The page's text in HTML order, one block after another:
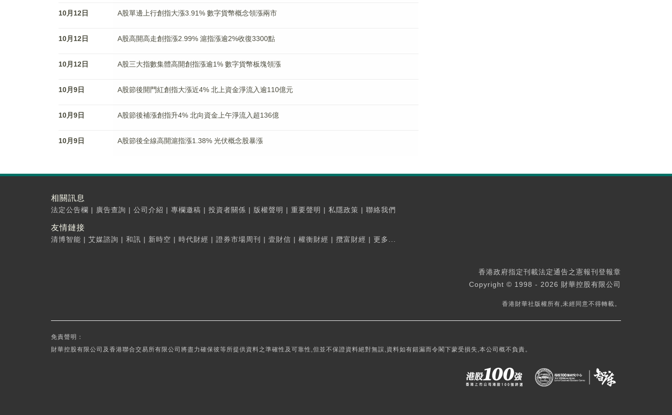
10月12日 A股單邊上行創指大漲3.91% 數字貨幣概念領漲兩市
10月12日 A股高開高走創指漲2.99% 滬指漲逾2%收復3300點
10月12日 A股三大指數集體高開創指漲逾1% 數字貨幣板塊領漲
10月9日 A股節後開門紅創指大漲近4% 北上資金淨流入逾110億元
10月9日 A股節後補漲創指升4% 北向資金上午淨流入超136億
10月9日 A股節後全線高開滬指漲1.38% 光伏概念股暴漲
相關訊息
法定公告欄 | 廣告查詢 | 公司介紹 | 專欄邀稿 | 投資者關係 | 版權聲明 | 重要聲明 | 私隱政策 | 聯絡我們
友情鏈接
清博智能 | 艾媒諮詢 | 和訊 | 新時空 | 時代財經 | 證券市場周刊 | 壹財信 | 權衡財經 | 攬富財經 | 更多...
香港政府指定刊載法定通告之憲報刊登報章
Copyright © 1998 - 2026 財華控股有限公司
香港財華社版權所有,未經同意不得轉載。
免責聲明：
財華控股有限公司及香港聯合交易所有限公司將盡力確保彼等所提供資料之準確性及可靠性,但並不保證資料絕對無誤,資料如有錯漏而令閣下蒙受損失,本公司概不負責。